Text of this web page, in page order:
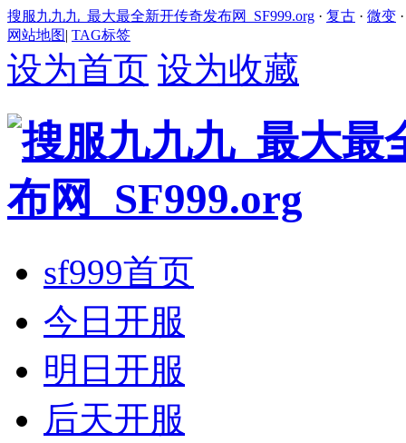
搜服九九九_最大最全新开传奇发布网_SF999.org · 复古 · 微变
网站地图| TAG标签
设为首页 设为收藏
sf999首页
今日开服
明日开服
后天开服